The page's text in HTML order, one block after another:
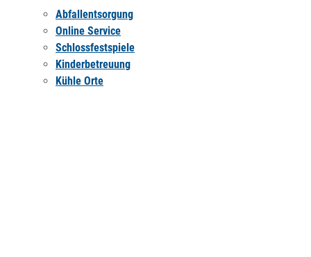
Abfallentsorgung
Online Service
Schlossfestspiele
Kinderbetreuung
Kühle Orte